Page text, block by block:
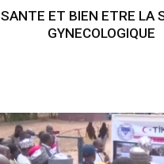
SANTE ET BIEN ETRE LA
GYNECOLOGIQUE